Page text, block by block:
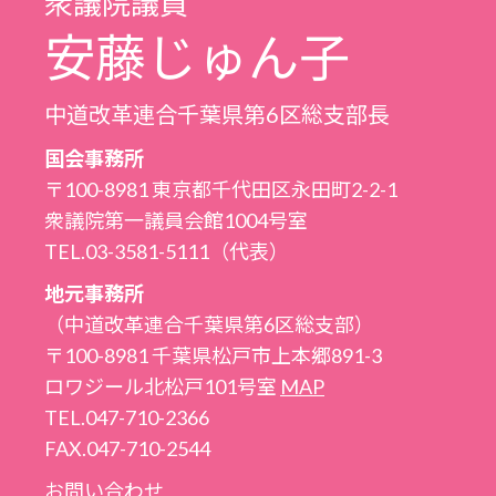
安藤じゅん子
中道改革連合千葉県第6区総支部長
国会事務所
〒100-8981 東京都千代田区永田町2-2-1
衆議院第一議員会館1004号室
TEL.03-3581-5111（代表）
地元事務所
（中道改革連合千葉県第6区総支部）
〒100-8981 千葉県松戸市上本郷891-3
ロワジール北松戸101号室 MAP
TEL.047-710-2366
FAX.047-710-2544
お問い合わせ